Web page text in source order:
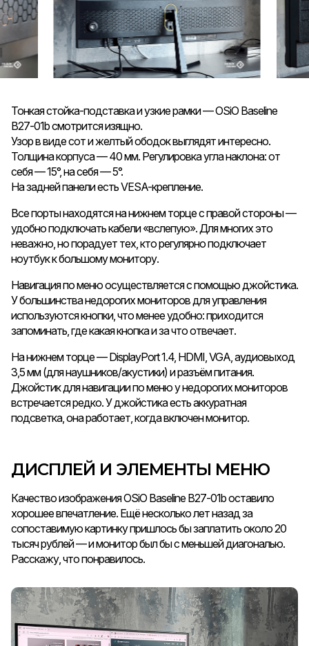
Тонкая стойка-подставка и узкие рамки — OSiO Baseline
B27-01b смотрится изящно.
Узор в виде сот и желтый ободок выглядят интересно.
Толщина корпуса — 40 мм. Регулировка угла наклона: от
себя — 15°, на себя — 5°.
На задней панели есть VESA-крепление.
Все порты находятся на нижнем торце с правой стороны —
удобно подключать кабели «вслепую». Для многих это
неважно, но порадует тех, кто регулярно подключает
ноутбук к большому монитору.
Навигация по меню осуществляется с помощью джойстика.
У большинства недорогих мониторов для управления
используются кнопки, что менее удобно: приходится
запоминать, где какая кнопка и за что отвечает.
На нижнем торце — DisplayPort 1.4, HDMI, VGA, аудиовыход
3,5 мм (для наушников/акустики) и разъём питания.
Джойстик для навигации по меню у недорогих мониторов
встречается редко. У джойстика есть аккуратная
подсветка, она работает, когда включен монитор.
ДИСПЛЕЙ И ЭЛЕМЕНТЫ МЕНЮ
Качество изображения OSiO Baseline B27-01b оставило
хорошее впечатление. Ещё несколько лет назад за
сопоставимую картинку пришлось бы заплатить около 20
тысяч рублей — и монитор был бы с меньшей диагональю.
Расскажу, что понравилось.